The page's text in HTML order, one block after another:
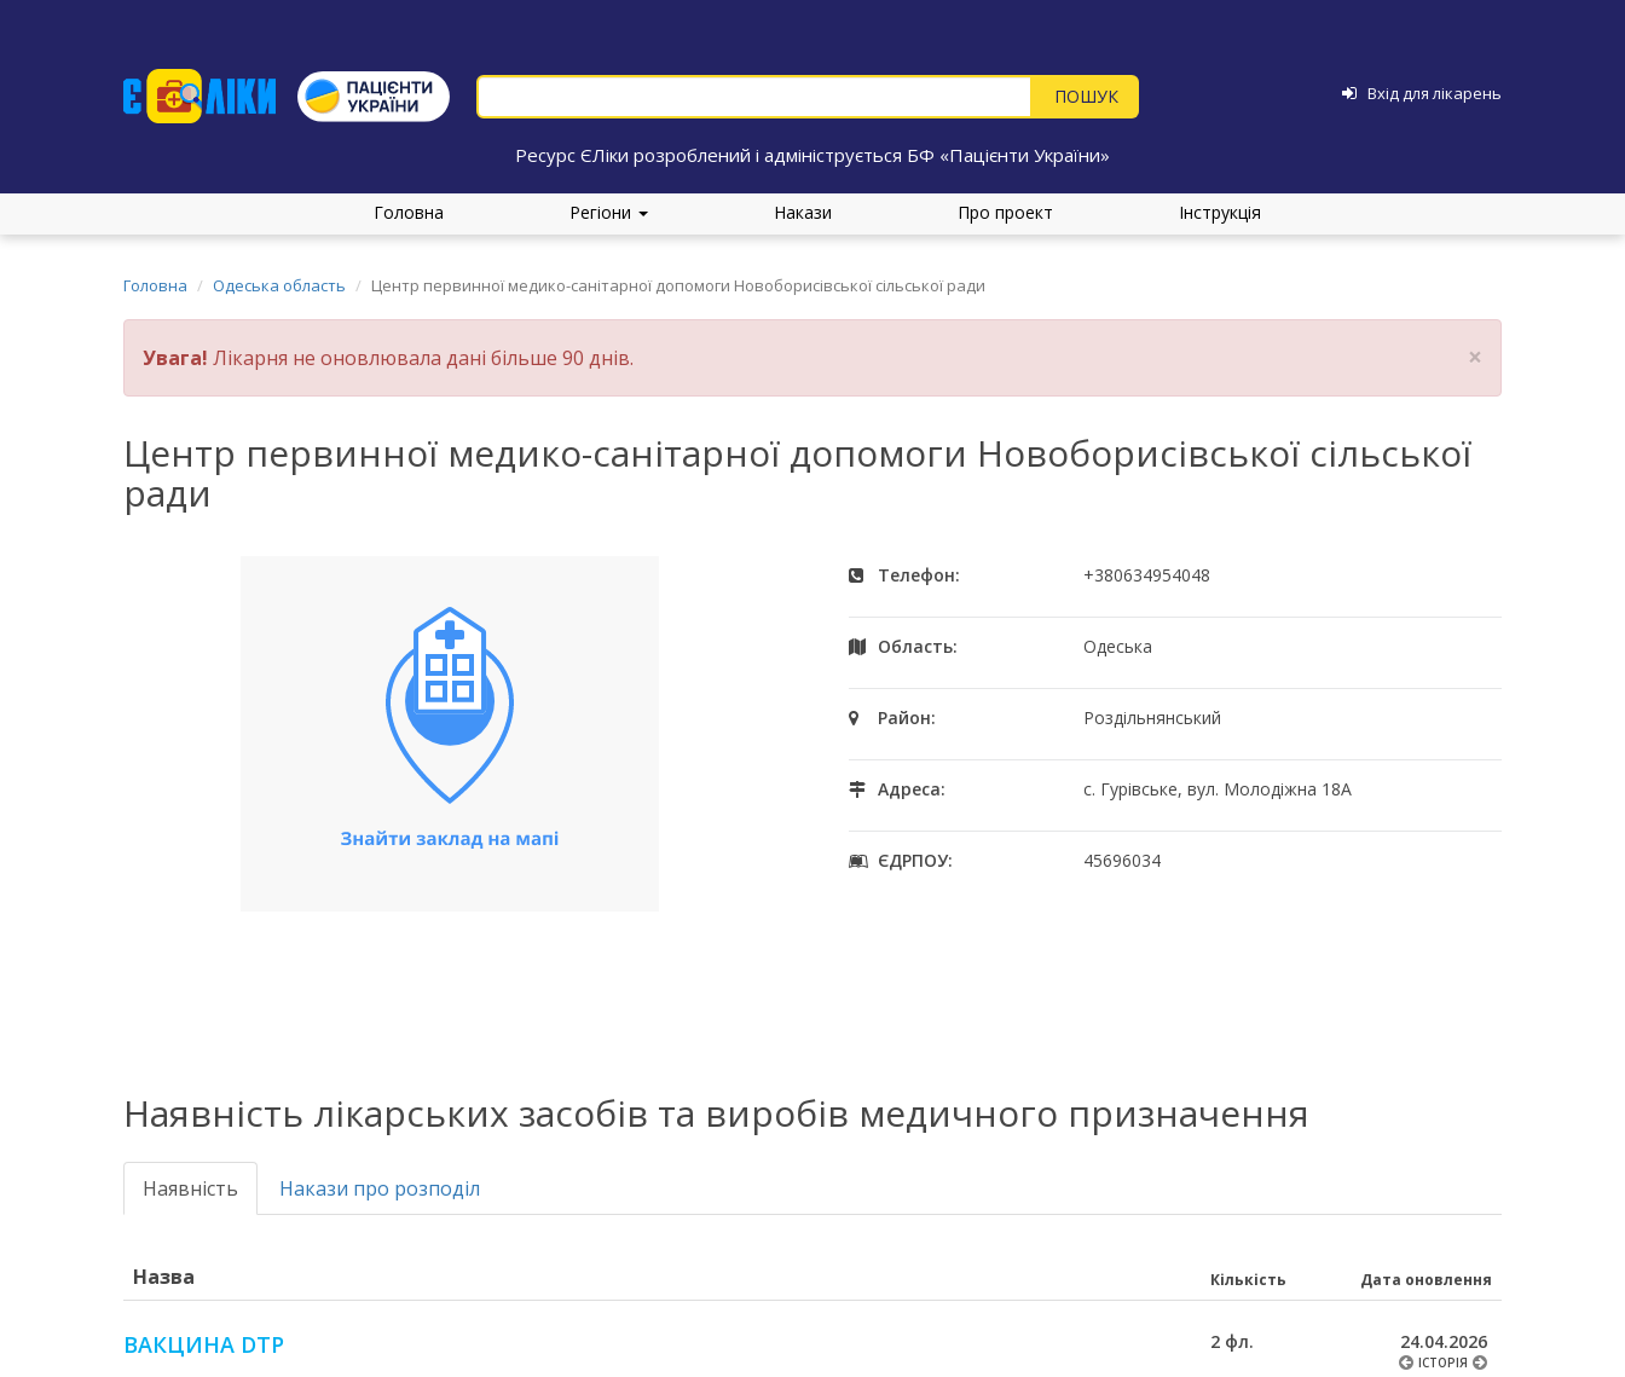
Вхід для лікарень
Ресурс ЄЛіки розроблений і адмініструється БФ «Пацієнти України»
Головна Регіони Накази Про проект Інструкція
Головна Одеська область Центр первинної медико-санітарної допомоги Новоборисівської сільської ради
×
Увага! Лікарня не оновлювала дані більше 90 днів.
Центр первинної медико-санітарної допомоги Новоборисівської сільської
ради
Телефон: +380634954048
Область: Одеська
Район: Роздільнянський
Адреса: с. Гурівське, вул. Молодіжна 18А
ЄДРПОУ: 45696034
Наявність лікарських засобів та виробів медичного призначення
Наявність Накази про розподіл
Назва Кількість Дата оновлення
ВАКЦИНА DTP 2 фл. 24.04.2026
ІСТОРІЯ